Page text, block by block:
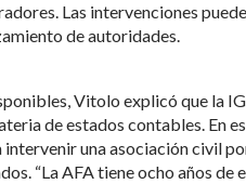
Las intervenciones
de autoridades.
Vitolo explicó que la
de estados contables. En
una asociación civil
“La AFA tiene ocho años